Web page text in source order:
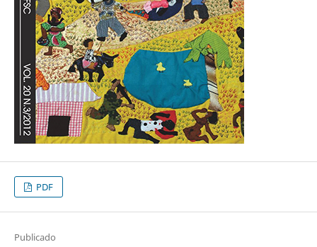
PDF
Publicado